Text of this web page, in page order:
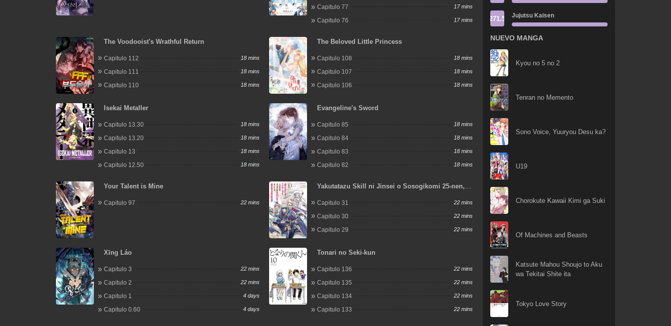
Capitulo 77 17 mins
Capitulo 76 17 mins
The Voodooist's Wrathful Return
Capitulo 112 18 mins
Capitulo 111 18 mins
Capitulo 110 18 mins
The Beloved Little Princess
Capitulo 108 18 mins
Capitulo 107 18 mins
Capitulo 106 18 mins
Isekai Metaller
Capitulo 13.30 18 mins
Capitulo 13.20 18 mins
Capitulo 13 18 mins
Capitulo 12.50 18 mins
Evangeline's Sword
Capitulo 85 18 mins
Capitulo 84 18 mins
Capitulo 83 18 mins
Capitulo 82 18 mins
Your Talent is Mine
Capitulo 97 22 mins
Yakutatazu Skill ni Jinsei o Sosogikomi 25-nen,
Akira
Capitulo 31 22 mins
Capitulo 30 22 mins
Capitulo 29 22 mins
Xīng Láo
Capitulo 3 22 mins
Capitulo 2 22 mins
Capitulo 1 4 days
Capitulo 0.60 4 days
Tonari no Seki-kun
Capitulo 136 22 mins
Capitulo 135 22 mins
Capitulo 134 22 mins
Capitulo 133 22 mins
271.5 Jujutsu Kaisen
NUEVO MANGA
Kyou no 5 no 2
Tenran no Memento
Sono Voice, Yuuryou Desu ka?
U19
Chorokute Kawaii Kimi ga Suki
Of Machines and Beasts
Katsute Mahou Shoujo to Aku
wa Tekitai Shite ita
Tokyo Love Story